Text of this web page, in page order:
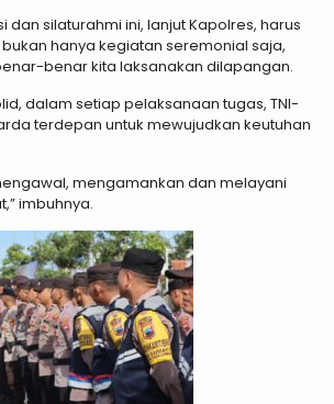
dan silaturahmi ini, lanjut Kapolres, harus
hanya kegiatan seremonial saja,
benar kita laksanakan dilapangan.
dalam setiap pelaksanaan tugas, TNI-
terdepan untuk mewujudkan keutuhan
mengamankan dan melayani
imbuhnya.